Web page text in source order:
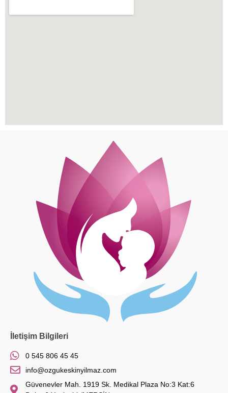
İletişim Bilgileri
0 545 806 45 45
info@ozgukeskinyilmaz.com
Güvenevler Mah. 1919 Sk. Medikal Plaza No:3 Kat:6